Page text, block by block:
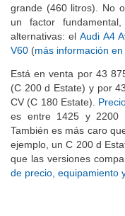
grande (460 litros). No
un factor
alternativas: elAudi A4
V60 (más información
Está en venta por 43
(C 200 d Estate) y por
CV (C 180 Estate).
es entre 1425 y 2200
También es más caro
ejemplo, un C 200 d
que las versiones
de precio, equipamiento